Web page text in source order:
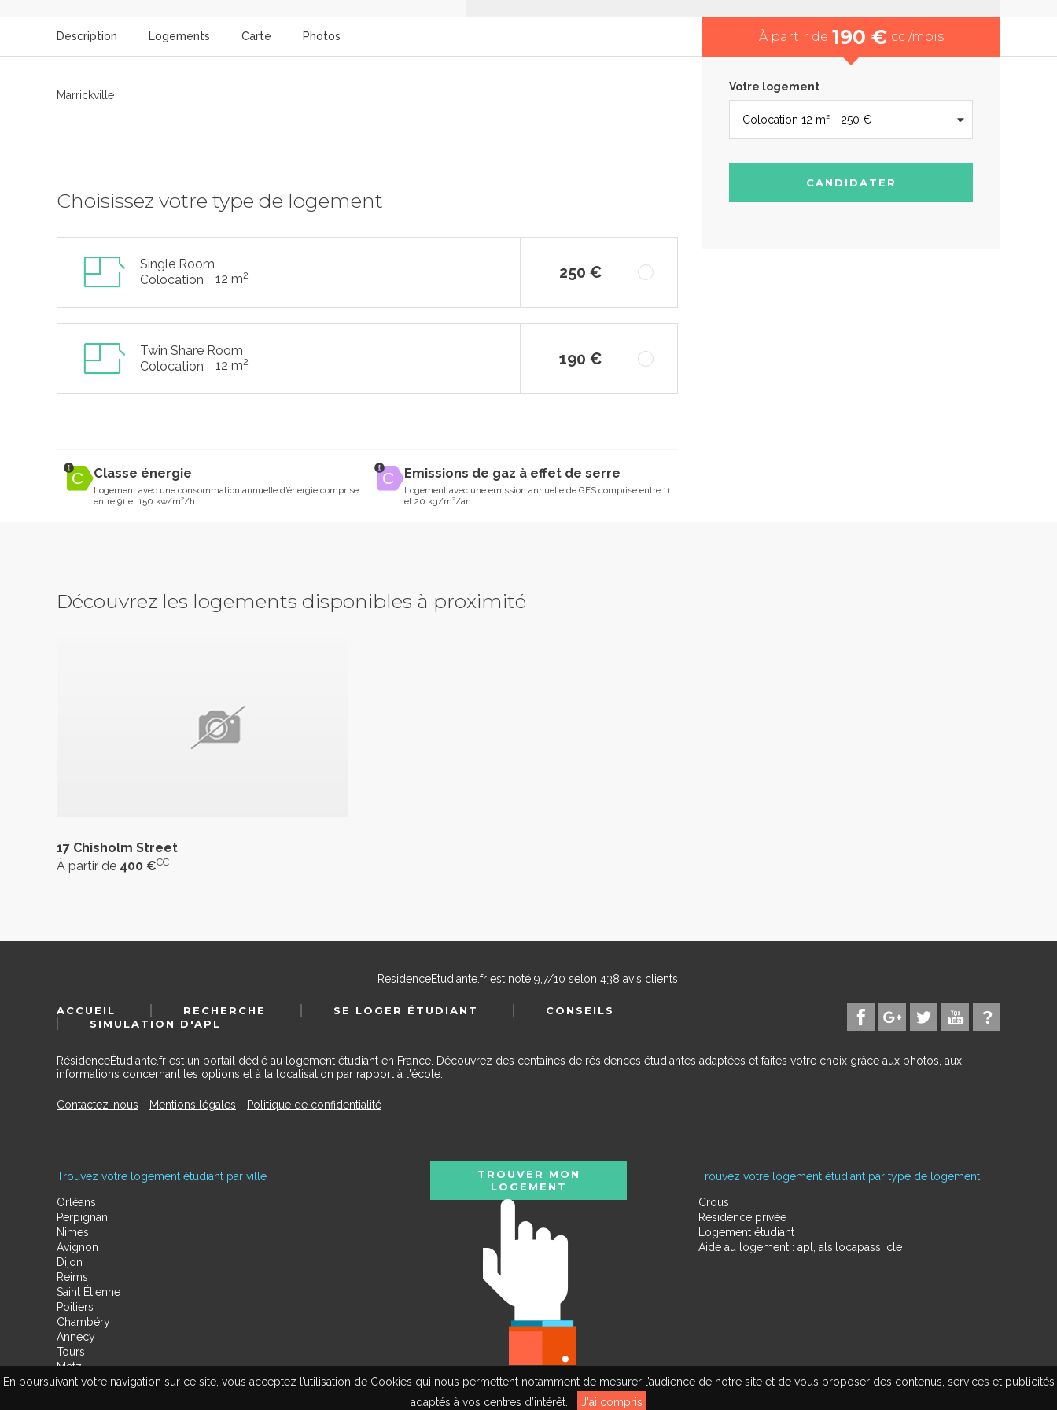
En poursuivant votre navigation sur ce site, vous acceptez l’utilisation de Cookies qui nous permettent notamment de mesurer l’audience de notre site et de vous proposer des contenus, services et publicités
adaptés à vos centres d’intérêt.
J'ai compris
Description Logements Carte Photos
Marrickville
Choisissez votre type de logement
Single Room
Colocation
12 m2 250 €
Twin Share Room
Colocation
12 m2 190 €
Classe énergie
Logement avec une consommation annuelle d’énergie comprise
entre 91 et 150 kw/m²/h
Emissions de gaz à effet de serre
Logement avec une emission annuelle de GES comprise entre 11
et 20 kg/m²/an
À partir de 190 € cc /mois
Votre logement
CANDIDATER
Découvrez les logements disponibles à proximité
17 Chisholm Street
À partir de 400 €CC
ResidenceEtudiante.frest noté 9,7/10 selon 438 avis clients.
ACCUEIL RECHERCHE SE LOGER ÉTUDIANT
CONSEILS
SIMULATION D'APL
RésidenceÉtudiante.fr est un portail dédié au logement étudiant en France. Découvrez des centaines de résidences étudiantes adaptées et faites votre choix grâce aux photos, aux
informations concernant les options et à la localisation par rapport à l'école.
Contactez-nous - Mentions légales - Politique de confidentialité
Trouvez votre logement étudiant par ville
Orléans
Perpignan
Nimes
Avignon
Dijon
Reims
Saint Étienne
Poitiers
Chambéry
Annecy
Tours
Metz
Amiens
Trouvez votre logement étudiant par type de logement
Crous
Résidence privée
Logement étudiant
Aide au logement : apl, als,locapass, cle
TROUVER MON
LOGEMENT